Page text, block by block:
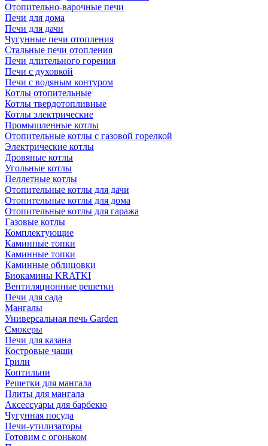
Отопительно-варочные печи
Печи для дома
Печи для дачи
Чугунные печи отопления
Стальные печи отопления
Печи длительного горения
Печи с духовкой
Печи с водяным контуром
Котлы отопительные
Котлы твердотопливные
Котлы электрические
Промышленные котлы
Отопительные котлы с газовой горелкой
Электрические котлы
Дровяные котлы
Угольные котлы
Пеллетные котлы
Отопительные котлы для дачи
Отопительные котлы для дома
Отопительные котлы для гаража
Газовые котлы
Комплектующие
Каминные топки
Каминные топки
Каминные облицовки
Биокамины KRATKI
Вентиляционные решетки
Печи для сада
Мангалы
Универсальная печь Garden
Смокеры
Печи для казана
Костровые чаши
Грили
Коптильни
Решетки для мангала
Плиты для мангала
Аксессуары для барбекю
Чугунная посуда
Печи-утилизаторы
Готовим с огоньком